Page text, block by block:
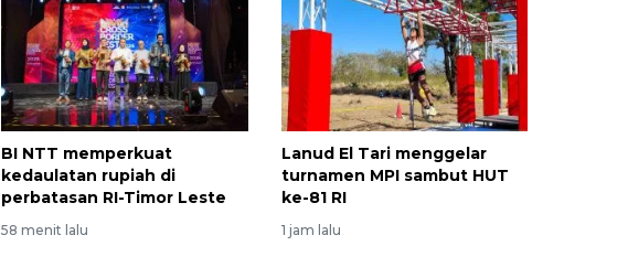
BI NTT memperkuat
kedaulatan rupiah di
perbatasan RI-Timor Leste
58 menit lalu
Lanud El Tari menggelar
turnamen MPI sambut HUT
ke-81 RI
1 jam lalu